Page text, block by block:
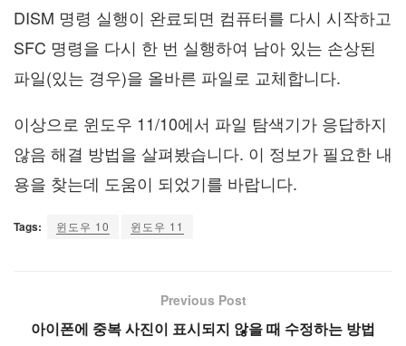
DISM 명령 실행이 완료되면 컴퓨터를 다시 시작하고
SFC 명령을 다시 한 번 실행하여 남아 있는 손상된
파일(있는 경우)을 올바른 파일로 교체합니다.
이상으로 윈도우 11/10에서 파일 탐색기가 응답하지
않음 해결 방법을 살펴봤습니다. 이 정보가 필요한 내
용을 찾는데 도움이 되었기를 바랍니다.
Tags: 윈도우 10 윈도우 11
Previous Post
아이폰에 중복 사진이 표시되지 않을 때 수정하는 방법